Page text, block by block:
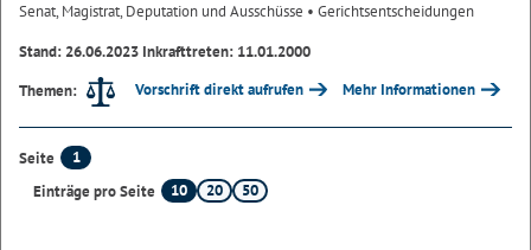
Senat, Magistrat, Deputation und Ausschüsse • Gerichtsentscheidungen
Stand: 26.06.2023 Inkrafttreten: 11.01.2000
Themen:
Vorschrift direkt aufrufen Mehr Informationen
Seite
1
Einträge pro Seite
10 20 50